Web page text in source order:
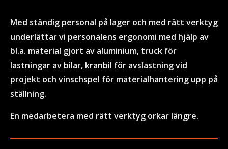
Med ständig personal på lager och med rätt verktyg
underlättar vi personalens ergonomi med hjälp av
bl.a. material gjort av aluminium, truck för
lastningar av bilar, kranbil för avslastning vid
projekt och vinschspel för materialhantering upp på
ställning.
En medarbetera med rätt verktyg orkar längre.